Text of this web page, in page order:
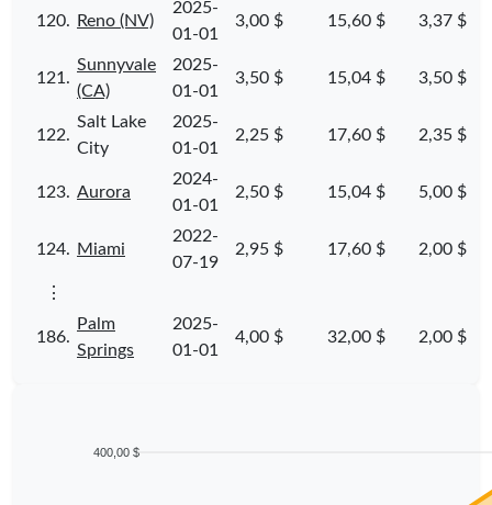
120. Reno (NV)
2025-
01-01
3,00 $ 15,60 $ 3,37 $
121.
Sunnyvale
(CA)
2025-
01-01
3,50 $ 15,04 $ 3,50 $
122.
Salt Lake
City
2025-
01-01
2,25 $ 17,60 $ 2,35 $
123. Aurora
2024-
01-01
2,50 $ 15,04 $ 5,00 $
124. Miami
2022-
07-19
2,95 $ 17,60 $ 2,00 $
⋮
186.
Palm
Springs
2025-
01-01
4,00 $ 32,00 $ 2,00 $
400,00 $